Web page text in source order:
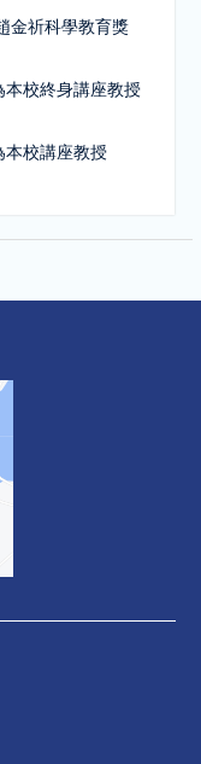
金祈科學教育獎
本校終身講座教授
本校講座教授